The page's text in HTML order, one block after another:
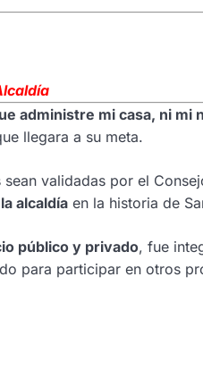
administre mi casa, ni mi
llegara a su meta.
validadas por el
alcaldía en la historia de
público y privado, fue
para participar en otros